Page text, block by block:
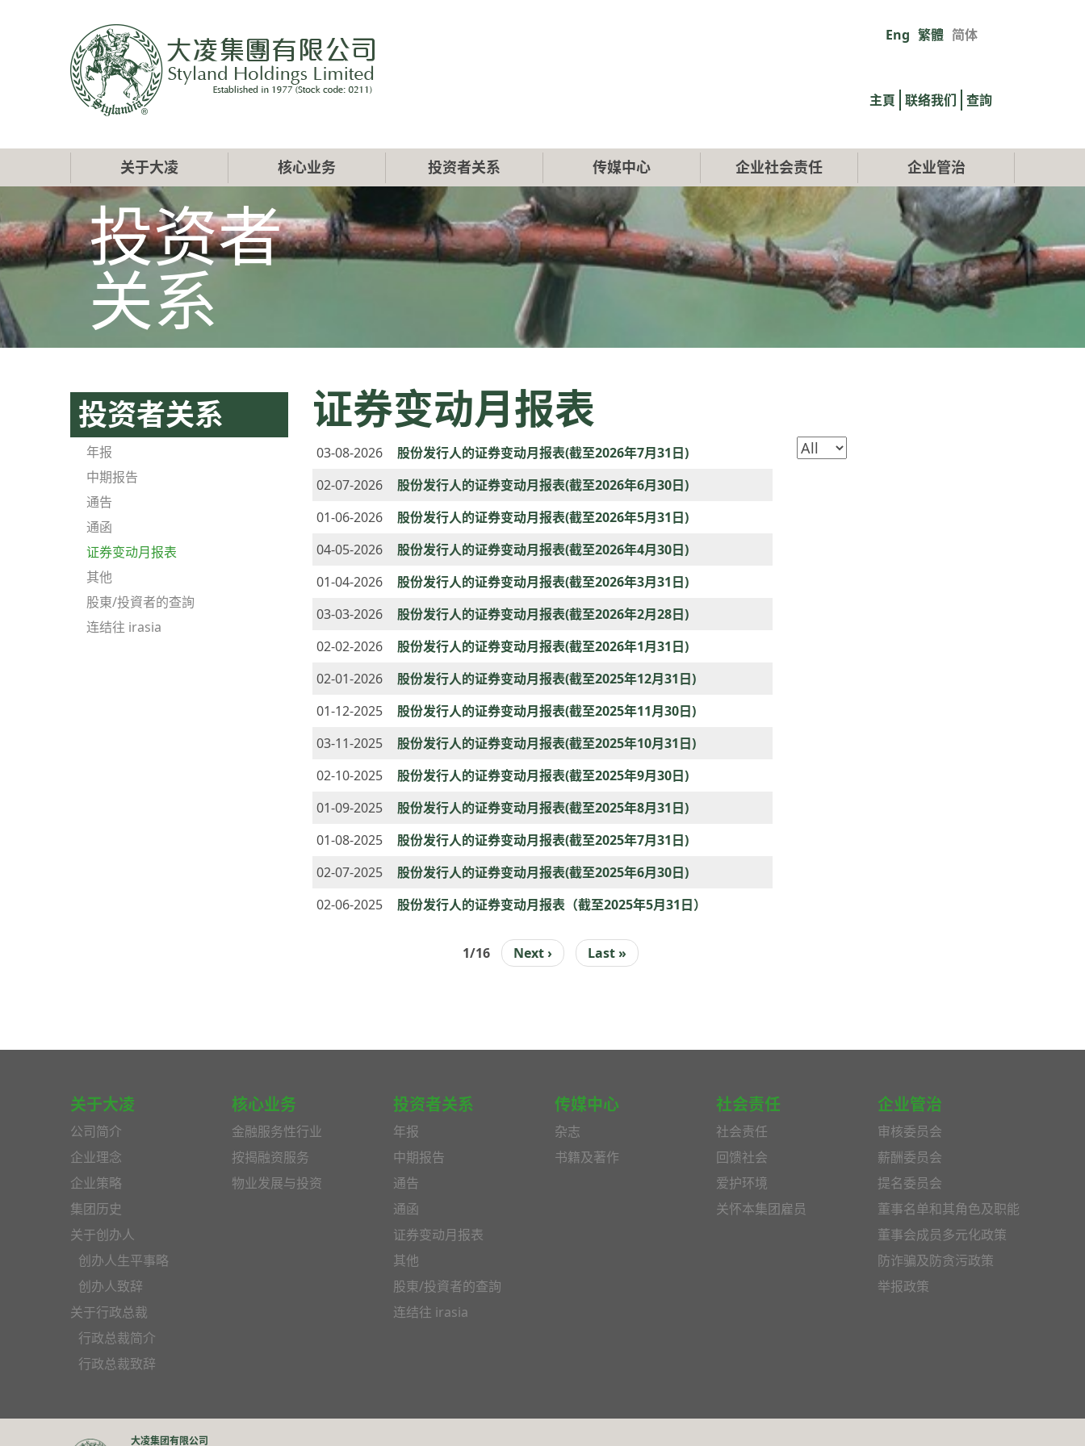
Eng 繁體 简体
links
主頁 联络我们 查詢
Main
navigation
关于大凌 核心业务 投资者关系 传媒中心 企业社会责任 企业管治
投资者
关系
投资者关系
年报
中期报告
通告
通函
证券变动月报表
其他
股東/投資者的查詢
连结往 irasia
证券变动月报表
03-08-2026
股份发行人的证券变动月报表(截至2026年7月31日)
02-07-2026
股份发行人的证券变动月报表(截至2026年6月30日)
01-06-2026
股份发行人的证券变动月报表(截至2026年5月31日)
04-05-2026
股份发行人的证券变动月报表(截至2026年4月30日)
01-04-2026
股份发行人的证券变动月报表(截至2026年3月31日)
03-03-2026
股份发行人的证券变动月报表(截至2026年2月28日)
02-02-2026
股份发行人的证券变动月报表(截至2026年1月31日)
02-01-2026
股份发行人的证券变动月报表(截至2025年12月31日)
01-12-2025
股份发行人的证券变动月报表(截至2025年11月30日)
03-11-2025
股份发行人的证券变动月报表(截至2025年10月31日)
02-10-2025
股份发行人的证券变动月报表(截至2025年9月30日)
01-09-2025
股份发行人的证券变动月报表(截至2025年8月31日)
01-08-2025
股份发行人的证券变动月报表(截至2025年7月31日)
02-07-2025
股份发行人的证券变动月报表(截至2025年6月30日)
02-06-2025
股份发行人的证券变动月报表（截至2025年5月31日）
1/16
下
一
Next ›
Last
page
Last »
关于大凌
公司简介
企业理念
企业策略
集团历史
关于创办人
创办人生平事略
创办人致辞
关于行政总裁
行政总裁简介
行政总裁致辞
核心业务
金融服务性行业
按揭融资服务
物业发展与投资
投资者关系
年报
中期报告
通告
通函
证券变动月报表
其他
股東/投資者的查詢
连结往 irasia
传媒中心
杂志
书籍及著作
社会责任
社会责任
回馈社会
爱护环境
关怀本集团雇员
企业管治
审核委员会
薪酬委员会
提名委员会
董事名单和其角色及职能
董事会成员多元化政策
防诈骗及防贪污政策
举报政策
大凌集团有限公司